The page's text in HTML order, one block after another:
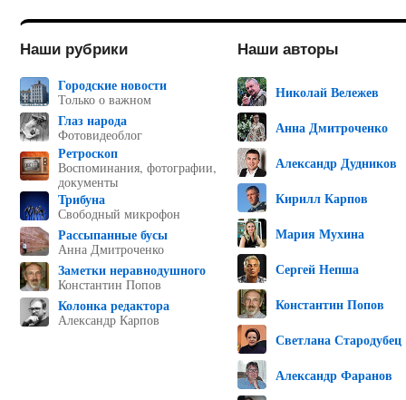
Наши рубрики
Городские новости
Только о важном
Глаз народа
Фотовидеоблог
Ретроскоп
Воспоминания, фотографии,
документы
Трибуна
Свободный микрофон
Рассыпанные бусы
Анна Дмитроченко
Заметки неравнодушного
Константин Попов
Колонка редактора
Александр Карпов
Наши авторы
Николай Вележев
Анна Дмитроченко
Александр Дудников
Кирилл Карпов
Мария Мухина
Сергей Непша
Константин Попов
Светлана Стародубец
Александр Фаранов